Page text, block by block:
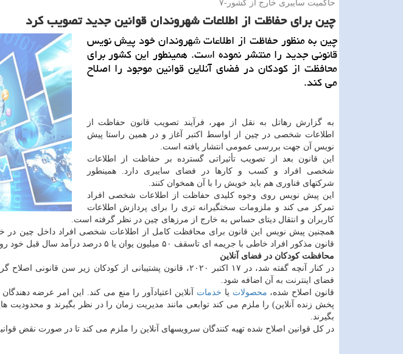
حاكمیت سایبری خارج از كشور-۷
چین برای حفاظت از اطلاعات شهروندان قوانین جدید تصویب كرد
چین به منظور حفاظت از اطلاعات شهروندان خود پیش نویس
قانونی جدید را منتشر نموده است. همینطور این كشور برای
محافظت از كودكان در فضای آنلاین قوانین موجود را اصلاح
می كند.
به گزارش رهاتل به نقل از مهر، فرآیند تصویب قانون حفاظت از
اطلاعات شخصی در چین از اواسط اکتبر آغاز و در همین راستا پیش
نویس آن جهت بررسی عمومی انتشار یافته است.
این قانون بعد از تصویب تأثیراتی گسترده بر حفاظت از اطلاعات
شخصی افراد و کسب و کارها در فضای سایبری دارد. همینطور
شرکتهای فناوری هم باید خویش را با آن همخوان کنند.
این پیش نویس روی وجوه کلیدی حفاظت از اطلاعات شخصی افراد
تمرکز می کند و ملزومات سختگیرانه تری را برای پردازش اطلاعات
کاربران و انتقال دیتای حساس به خارج از مرزهای چین در نظر گرفته است.
همچنین پیش نویس این قانون برای محافظت کامل از اطلاعات شخصی افراد داخل چین در
قانون مذکور افراد خاطی با جریمه ای تاسقف ۵۰ میلیون یوان یا ۵ درصد درآمد سال قبل خود روبرو خواهند شد.
محافظت کودکان در فضای آنلاین
در کنار آنچه گفته شد، در ۱۷ اکتبر ۲۰۲۰، قانون پشتیبانی از کودکان
فضای اینترنت به آن اضافه شود.
قانون اصلاح شده، محصولات یا خدمات آنلاین اعتیادآور را منع می کند. این امر عرضه
پخش زنده آنلاین) را ملزم می کند توابعی مانند مدیریت زمان را در نظر بگیرند و محدودیت
بگیرند.
در کل قوانین اصلاح شده تهیه کنندگان سرویسهای آنلاین را ملزم می کند تا در صورت نقض